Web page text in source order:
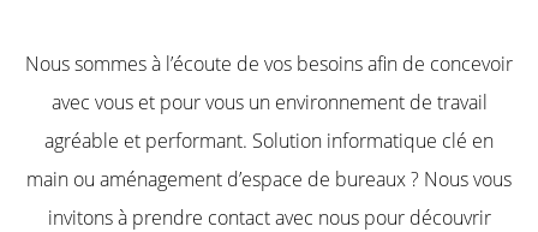
Nous sommes à l’écoute de vos besoins afin de concevoir
avec vous et pour vous un environnement de travail
agréable et performant. Solution informatique clé en
main ou aménagement d’espace de bureaux ? Nous vous
invitons à prendre contact avec nous pour découvrir